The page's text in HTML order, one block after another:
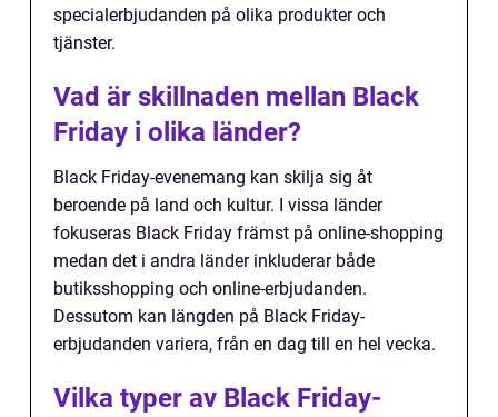
specialerbjudanden på olika produkter och
tjänster.
Vad är skillnaden mellan Black
Friday i olika länder?
Black Friday-evenemang kan skilja sig åt
beroende på land och kultur. I vissa länder
fokuseras Black Friday främst på online-shopping
medan det i andra länder inkluderar både
butiksshopping och online-erbjudanden.
Dessutom kan längden på Black Friday-
erbjudanden variera, från en dag till en hel vecka.
Vilka typer av Black Friday-